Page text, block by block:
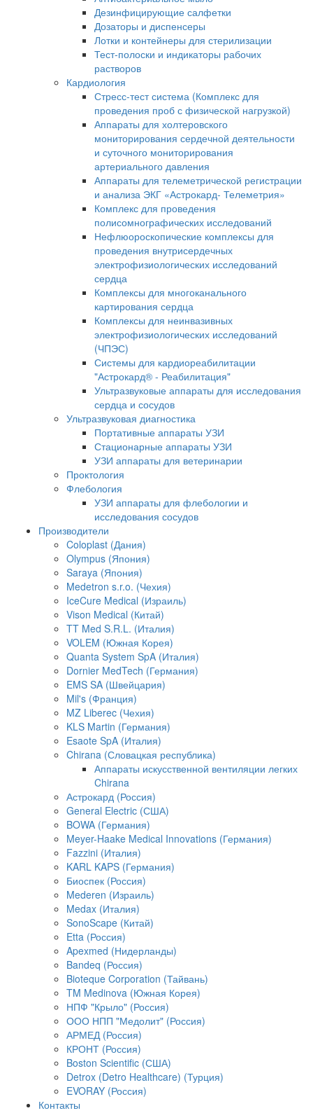
Дезинфицирующие салфетки
Дозаторы и диспенсеры
Лотки и контейнеры для стерилизации
Тест-полоски и индикаторы рабочих
растворов
Кардиология
Стресс-тест система (Комплекс для
проведения проб с физической нагрузкой)
Аппараты для холтеровского
мониторирования сердечной деятельности
и суточного мониторирования
артериального давления
Аппараты для телеметрической регистрации
и анализа ЭКГ «Астрокард- Телеметрия»
Комплекс для проведения
полисомнографических исследований
Нефлюороскопические комплексы для
проведения внутрисердечных
электрофизиологических исследований
сердца
Комплексы для многоканального
картирования сердца
Комплексы для неинвазивных
электрофизиологических исследований
(ЧПЭС)
Системы для кардиореабилитации
"Астрокард® - Реабилитация"
Ультразвуковые аппараты для исследования
сердца и сосудов
Ультразвуковая диагностика
Портативные аппараты УЗИ
Стационарные аппараты УЗИ
УЗИ аппараты для ветеринарии
Проктология
Флебология
УЗИ аппараты для флебологии и
исследования сосудов
Производители
Coloplast (Дания)
Olympus (Япония)
Saraya (Япония)
Medetron s.r.o. (Чехия)
IceCure Medical (Израиль)
Vison Medical (Китай)
TT Med S.R.L. (Италия)
VOLEM (Южная Корея)
Quanta System SpA (Италия)
Dornier MedTech (Германия)
EMS SA (Швейцария)
Mil's (Франция)
MZ Liberec (Чехия)
KLS Martin (Германия)
Esaote SpA (Италия)
Chirana (Словацкая республика)
Аппараты искусственной вентиляции легких
Chirana
Астрокард (Россия)
General Electric (США)
BOWA (Германия)
Meyer-Haake Medical Innovations (Германия)
Fazzini (Италия)
KARL KAPS (Германия)
Биоспек (Россия)
Mederen (Израиль)
Medax (Италия)
SonoScape (Китай)
Etta (Россия)
Apexmed (Нидерланды)
Bandeq (Россия)
Bioteque Corporation (Тайвань)
TM Medinova (Южная Корея)
НПФ "Крыло" (Россия)
ООО НПП "Медолит" (Россия)
АРМЕД (Россия)
КРОНТ (Россия)
Boston Scientific (США)
Detrox (Detro Healthcare) (Турция)
EVORAY (Россия)
Контакты